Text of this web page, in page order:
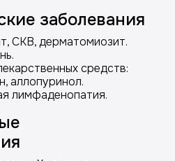
заболевания
СКВ, дерматомиозит.
средств:
аллопуринол.
лимфаденопатия.